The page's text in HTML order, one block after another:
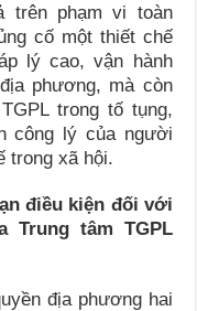
trên phạm vi toàn
cố một thiết chế
lý cao, vận hành
phương, mà còn
trong tố tụng,
công lý của người
trong xã hội.
điều kiện đối với
Trung tâm TGPL
địa phương hai